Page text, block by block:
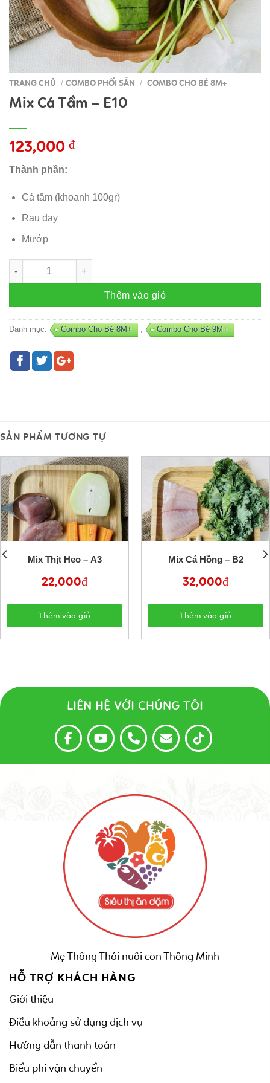
TRANG CHỦ / COMBO PHỐI SẴN / COMBO CHO BÉ 8M+
Mix Cá Tầm – E10
123,000 ₫
Thành phần:
Cá tầm (khoanh 100gr)
Rau đay
Mướp
Mix Cá Tầm - E10 số lượng
Thêm vào giỏ
Danh mục: Combo Cho Bé 8M+ , Combo Cho Bé 9M+
SẢN PHẨM TƯƠNG TỰ
Mix Thịt Heo – A3
22,000₫
Thêm vào giỏ
Mix Cá Hồng – B2
32,000₫
Thêm vào giỏ
LIÊN HỆ VỚI CHÚNG TÔI
Mẹ Thông Thái nuôi con Thông Minh
HỖ TRỢ KHÁCH HÀNG
Giới thiệu
Điều khoảng sử dụng dịch vụ
Hướng dẫn thanh toán
Biểu phí vận chuyển